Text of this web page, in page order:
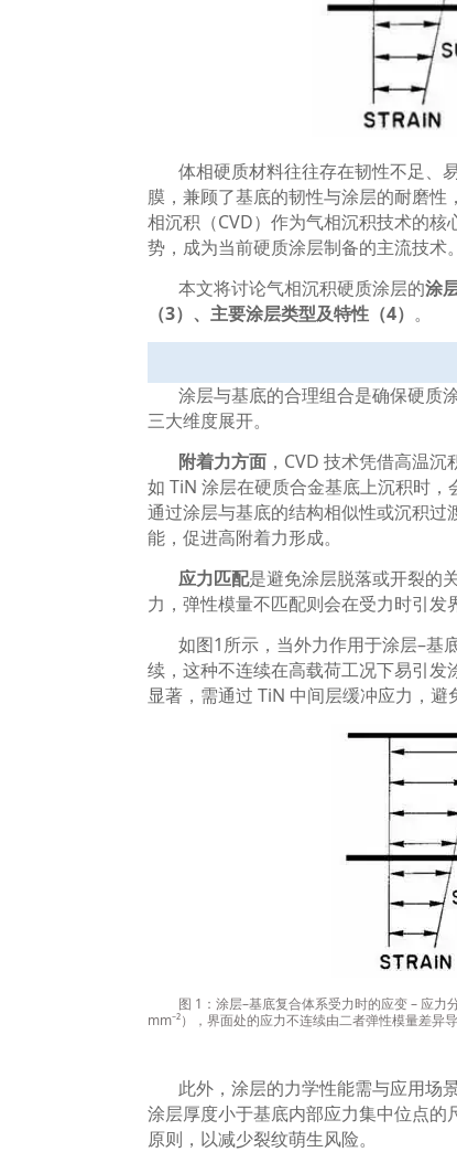
体相硬质材料往往存在韧性不足、
膜，兼顾了基底的韧性与涂层的耐磨
相沉积（CVD）作为气相沉积技术的
势，成为当前硬质涂层制备的主流技术。
本文将讨论气相沉积硬质涂层的涂
（3）、主要涂层类型及特性（4） 。
涂层与基底的合理组合是确保硬质
三大维度展开。
附着力方面 ， CVD技术凭借高温沉
如 TiN涂层在硬质合金基底上沉积时
通过涂层与基底的结构相似性或沉积
能，促进高附着力形成。
应力匹配是避免涂层脱落或开裂的
力，弹性模量不匹配则会在受力时引发
如图1所示，当外力作用于涂层–基
续，这种不连续在高载荷工况下易引发
显著，需通过 TiN 中间层缓冲应力，避
图 1 ：涂层–基底复合体系受力时的应变– 应力
mm⁻²），界面处的应力不连续由二者弹性模量差异
此外，涂层的力学性能需与应用场
涂层厚度小于基底内部应力集中位点的
原则，以减少裂纹萌生风险。